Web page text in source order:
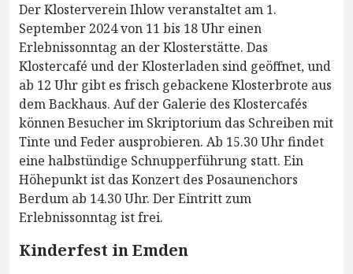
Der Klosterverein Ihlow veranstaltet am 1.
September 2024 von 11 bis 18 Uhr einen
Erlebnissonntag an der Klosterstätte. Das
Klostercafé und der Klosterladen sind geöffnet, und
ab 12 Uhr gibt es frisch gebackene Klosterbrote aus
dem Backhaus. Auf der Galerie des Klostercafés
können Besucher im Skriptorium das Schreiben mit
Tinte und Feder ausprobieren. Ab 15.30 Uhr findet
eine halbstündige Schnupperführung statt. Ein
Höhepunkt ist das Konzert des Posaunenchors
Berdum ab 14.30 Uhr. Der Eintritt zum
Erlebnissonntag ist frei.
Kinderfest in Emden